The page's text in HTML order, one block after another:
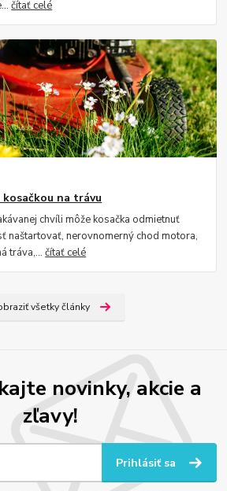
čítať celé
na trávu
chvíli môže kosačka odmietnuť
naštartovať, nerovnomerný chod motora,
tráva,...čítať celé
všetky články
novinky, akcie a
zľavy!
Prihlásiť sa